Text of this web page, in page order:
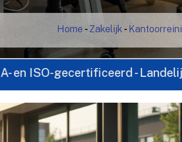
Home - Zakelijk -
- Landelijk actief